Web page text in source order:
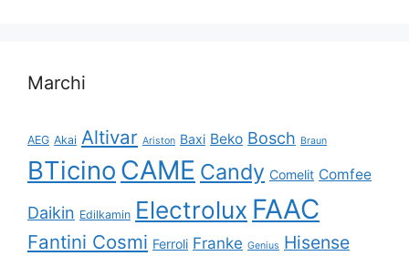
Marchi
AEG Akai Altivar Ariston Baxi Beko Bosch Braun
BTicino CAME Candy Comelit Comfee
Daikin Edilkamin Electrolux FAAC
Fantini Cosmi Ferroli Franke Genius Hisense